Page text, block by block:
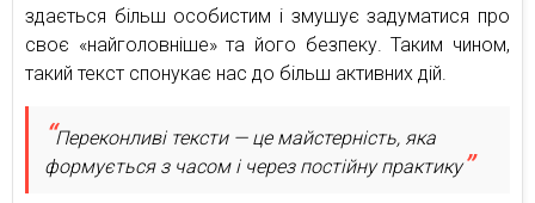
здається більш особистим і змушує задуматися про
своє «найголовніше» та його безпеку. Таким чином,
такий текст спонукає нас до більш активних дій.
Переконливі тексти — це майстерність, яка
формується з часом і через постійну практику